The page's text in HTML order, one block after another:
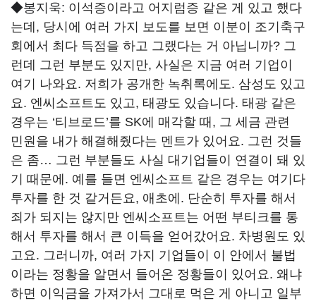
◆봉지욱: 이석증이라고 어지럼증 같은 게 있고 했다
는데, 당시에 여러 가지 보도를 보면 이분이 조기축구
회에서 최다 득점을 하고 그랬다는 거 아닙니까? 그
런데 그런 부분도 있지만, 사실은 지금 여러 기업이
여기 나와요. 저희가 공개한 녹취록에도. 삼성도 있고
요. 엔씨소프트도 있고, 태광도 있습니다. 태광 같은
경우는 ‘티브로드’를 SK에 매각할 때, 그 세금 관련
민원을 내가 해결해줬다는 멘트가 있어요. 그런 것들
은 좀… 그런 부분들도 사실 대기업들이 연결이 돼 있
기 때문에. 예를 들면 엔씨소프트 같은 경우는 여기다
투자를 한 것 같거든요, 애초에. 단순히 투자를 해서
죄가 되지는 않지만 엔씨소프트는 어떤 부티크를 통
해서 투자를 해서 큰 이득을 얻어갔어요. 차병원도 있
고요. 그러니까, 여러 가지 기업들이 이 안에서 불법
이라는 정황을 알면서 들어온 정황들이 있어요. 왜냐
하면 이익금을 가져가서 그대로 먹은 게 아니고 일부